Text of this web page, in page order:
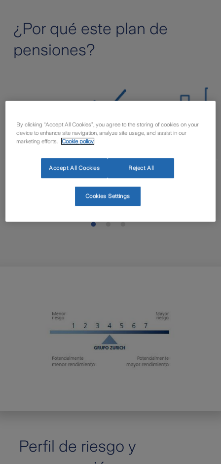
¿Por qué este plan de
pensiones?
Seguridad
con un mínimo de
riesgo inversor
Perfil de riesgo y
By clicking “Accept All Cookies”, you agree to the storing of cookies on your
device to enhance site navigation, analyze site usage, and assist in our
marketing efforts.
Cookie policy
Accept All Cookies Reject All
Cookies Settings